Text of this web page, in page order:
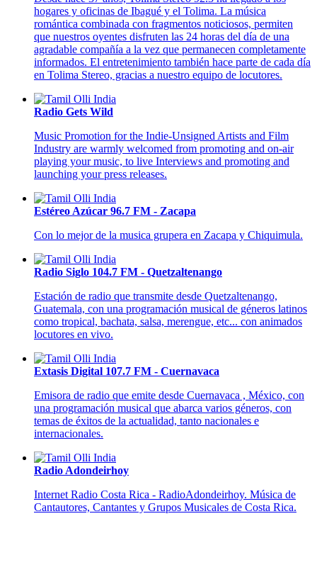
hogares y oficinas de Ibagué y el Tolima. La música
romántica combinada con fragmentos noticiosos, permiten
que nuestros oyentes disfruten las 24 horas del día de una
agradable compañía a la vez que permanecen completamente
informados. El entretenimiento también hace parte de cada día
en Tolima Stereo, gracias a nuestro equipo de locutores.
Radio Gets Wild
Music Promotion for the Indie-Unsigned Artists and Film
Industry are warmly welcomed from promoting and on-air
playing your music, to live Interviews and promoting and
launching your press releases.
Estéreo Azúcar 96.7 FM - Zacapa
Con lo mejor de la musica grupera en Zacapa y Chiquimula.
Radio Siglo 104.7 FM - Quetzaltenango
Estación de radio que transmite desde Quetzaltenango,
Guatemala, con una programación musical de géneros latinos
como tropical, bachata, salsa, merengue, etc... con animados
locutores en vivo.
Extasis Digital 107.7 FM - Cuernavaca
Emisora de radio que emite desde Cuernavaca , México, con
una programación musical que abarca varios géneros, con
temas de éxitos de la actualidad, tanto nacionales e
internacionales.
Radio Adondeirhoy
Internet Radio Costa Rica - RadioAdondeirhoy. Música de
Cantautores, Cantantes y Grupos Musicales de Costa Rica.